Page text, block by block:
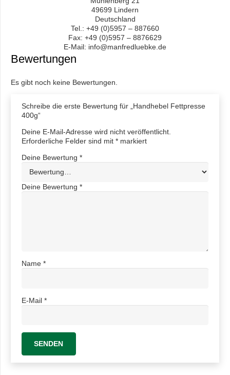
49699 Lindern
Deutschland
Tel.: +49 (0)5957 – 887660
Fax: +49 (0)5957 – 8876629
E-Mail: info@manfredluebke.de
Bewertungen
Es gibt noch keine Bewertungen.
Schreibe die erste Bewertung für „Handhebel Fettpresse
400g“
Deine E-Mail-Adresse wird nicht veröffentlicht.
Erforderliche Felder sind mit * markiert
Deine Bewertung *
Deine Bewertung *
Name *
E-Mail *